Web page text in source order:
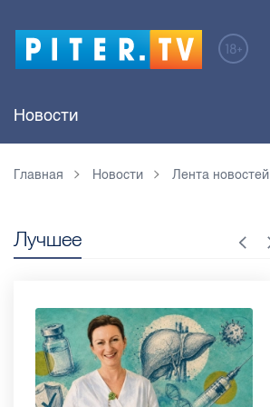
Новости
Главная Новости Лента новостей
Лучшее